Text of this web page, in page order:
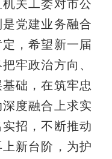
关工委对市公
党建业务融合
，希望新一届
牢政治方向、
础，在筑牢忠
度融合上求实
招，不断推动
新台阶，为护